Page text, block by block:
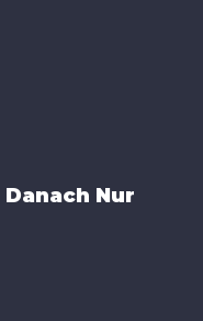
Danach Nur